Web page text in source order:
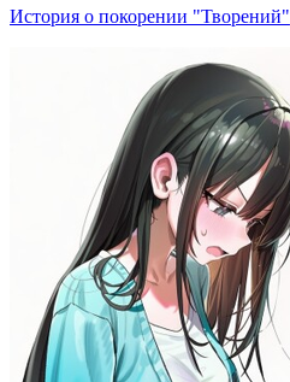
История о покорении "Творений"